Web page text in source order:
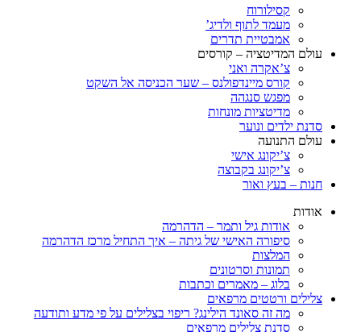
קסילורוח
מעמד לתוף ולדיג’
אמבטיית תדרים
עולם המדיטציה – קורסים
צ’אקרה ואני
קורס מיינדפולנס – שער הכניסה אל השקט
מפגש סנגהה
מדיטציות מונחות
סדנת ילדים ונוער
עולם התנועה
צ’יקונג אישי
צ’יקונג בקבוצה
חנות – בעץ ואור
אודות
אודות גיל ותמר – הדהרמה
סיפורה האישי של גיתה – איך התחיל מרכז הדהרמה
המלצות
תמונות וסרטונים
בלוג – מאמרים וכתבות
צלילים ורטטים מרפאים
מה זה סאונד הילינג? ריפוי בצלילים על פי מדע ותודעה
סדנת צלילים מרפאים